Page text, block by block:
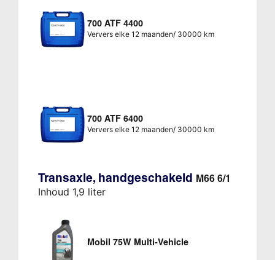
700 ATF 4400
Ververs elke 12 maanden/ 30000 km
700 ATF 6400
Ververs elke 12 maanden/ 30000 km
Transaxle, handgeschakeld M66 6/1
Inhoud 1,9 liter
Mobil 75W Multi-Vehicle